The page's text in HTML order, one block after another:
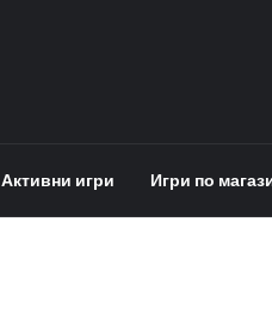
Активни игри Игри по